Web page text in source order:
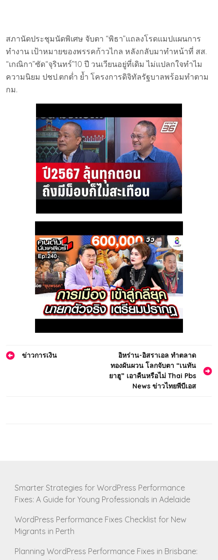
สภานัดประชุมนัดพิเศษ จับตา “พิธา”แถลงโรดแมปแผนการ
ทำงาน เป้าหมายของพรรคก้าวไกล หลังกลับมาทำหน้าที่ สส.
“เกณิกา”ซัด“จุรินทร์”10 ปี วนเวียนอยู่ที่เดิม ไม่แปลกใจทำไม
ความนิยม ปชป.ตกต่ำ ย้ำ โครงการดิจิทัลรัฐบาลพร้อมทำตาม
กม.
Postข่าวการเงิน
อิหร่าน-อิสราเอล ทำตลาด
ทองผันผวน โลกจับตา “เนทัน
ยาฮู” เอาคืนหรือไม่ Thai Pbs
News ข่าวไทยพีบีเอส
Smarter Strategies for WordPress Performance
Fixes: A Guide for Young Professionals in Adelaide
WordPress Performance Fixes Checklist for New
Migrants in Perth
Planning WordPress Performance Fixes in Brisbane: